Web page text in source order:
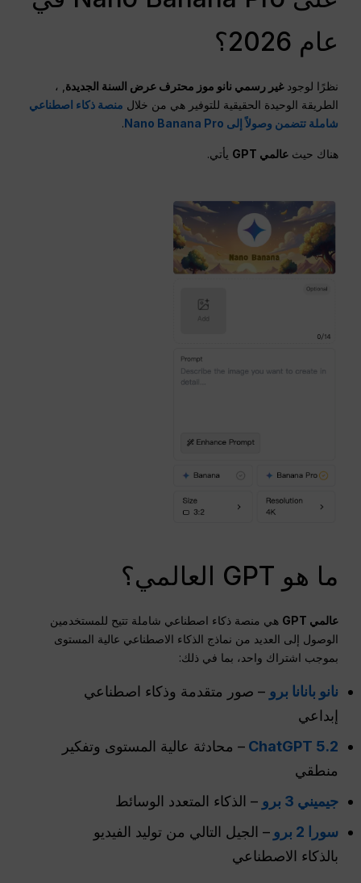
عام 2026؟
نظرًا لوجودغير رسمي نانو موز محترف عرض السنة الجديدة, ،
الطريقة الوحيدة الحقيقية للتوفير هي من خلال منصة ذكاء اصطناعي
شاملة تتضمن وصولاً إلى Nano Banana Pro
.
هناك حيثعالمي GPT يأتي.
ما هو GPT العالمي؟
عالمي GPT هي منصة ذكاء اصطناعي شاملة تتيح للمستخدمين
الوصول إلى العديد من نماذج الذكاء الاصطناعي عالية المستوى
بموجب اشتراك واحد، بما في ذلك:
نانو بانانا برو – صور متقدمة وذكاء اصطناعي
إبداعي
ChatGPT 5.2 – محادثة عالية المستوى وتفكير
منطقي
جيميني 3 برو
– الذكاء المتعدد الوسائط
سورا 2 برو
– الجيل التالي من توليد الفيديو
بالذكاء الاصطناعي